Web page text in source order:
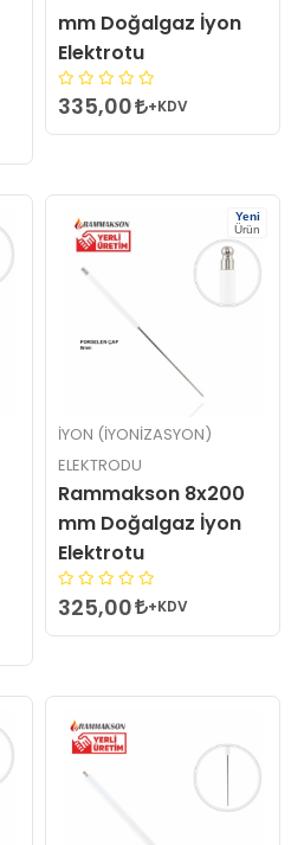
mm Doğalgaz İyon
Elektrotu
335,00 +KDV
Yeni
Ürün
İYON (İYONIZASYON)
ELEKTRODU
Rammakson 8x200
mm Doğalgaz İyon
Elektrotu
325,00 +KDV